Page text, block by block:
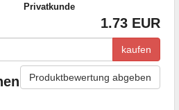
Privatkunde
1.73 EUR
kaufen
Produktbewertung abgeben